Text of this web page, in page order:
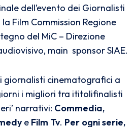
dell’evento dei Giornalisti
Film Commission Regione
del MiC – Direzione
main sponsor SIAE.
giornalisti cinematografici a
i migliori tra ititolifinalisti
narrativi: Commedia,
e Film Tv. Per ogni serie,